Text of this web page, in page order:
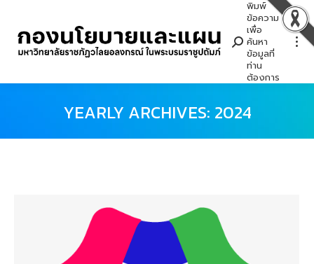
Search:
พิมพ์
ข้อความ
เพื่อ
ค้นหา
ข้อมูลที่
ท่าน
ต้องการ
YEARLY ARCHIVES: 2024